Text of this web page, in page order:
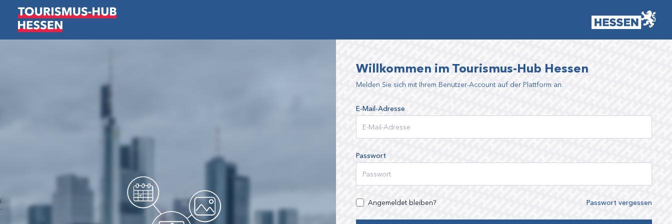
Willkommen im Tourismus-Hub Hessen
Melden Sie sich mit Ihrem Benutzer-Account auf der Plattform an.
E-Mail-Adresse
Passwort
Angemeldet bleiben? Passwort vergessen